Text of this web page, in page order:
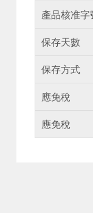
產品核准字
保存天數
保存方式
應免稅
應免稅